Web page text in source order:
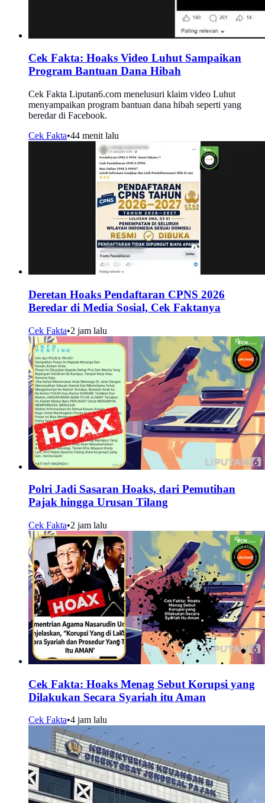
Cek Fakta: Hoaks Video Luhut Sampaikan
Program Bantuan Dana Hibah
Cek Fakta Liputan6.com menelusuri klaim video Luhut
menyampaikan program bantuan dana hibah seperti yang
beredar di Facebook.
Cek Fakta•44 menit lalu
Deretan Hoaks Pendaftaran CPNS 2026
Beredar di Media Sosial, Cek Faktanya
Cek Fakta•2 jam lalu
Polri Jadi Sasaran Hoaks, dari Pemutihan
Pajak hingga Urusan Tilang
Cek Fakta•2 jam lalu
Cek Fakta: Hoaks Menag Sebut Korupsi yang
Dilakukan Secara Syariah itu Aman
Cek Fakta•4 jam lalu